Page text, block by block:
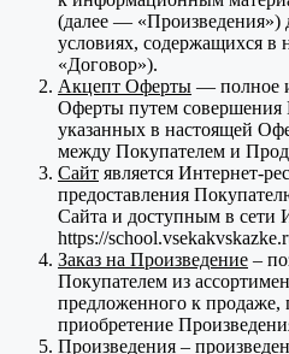
(далее — «Произведения»)
условиях, содержащихся
«Договор»).
Акцепт Оферты — полное
Оферты путем совершения
указанных в настоящей
между Покупателем и
Сайт является Интернет-
предоставления
Сайта и доступным в сети
https://
Заказ на Произведение –
Покупателем из
предложенного к продаже,
приобретение
Произведения –